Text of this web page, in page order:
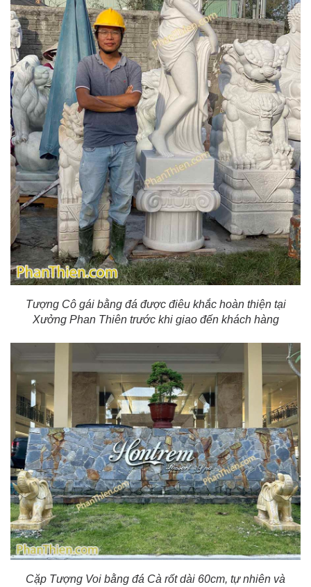
Tượng Cô gái bằng đá được điêu khắc hoàn thiện tại
Xưởng Phan Thiên trước khi giao đến khách hàng
Cặp Tượng Voi bằng đá Cà rốt dài 60cm, tự nhiên và